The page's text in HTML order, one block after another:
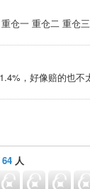
64 人